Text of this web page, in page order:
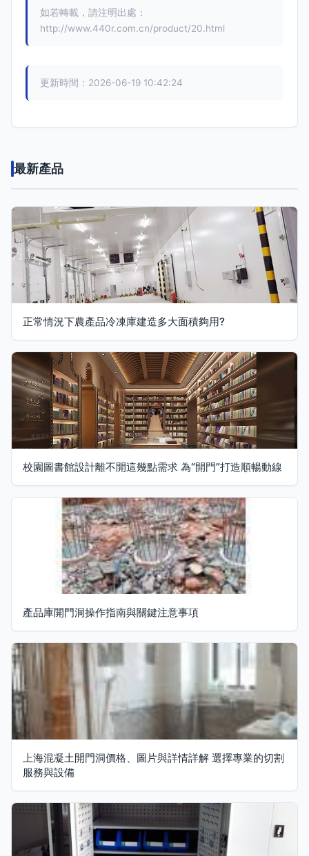
如若轉載，請注明出處：
http://www.440r.com.cn/product/20.html
更新時間：2026-06-19 10:42:24
最新產品
正常情況下農產品冷凍庫建造多大面積夠用?
校園圖書館設計離不開這幾點需求 為“開門”打造順暢動線
產品庫開門洞操作指南與關鍵注意事項
上海混凝土開門洞價格、圖片與詳情詳解 選擇專業的切割
服務與設備